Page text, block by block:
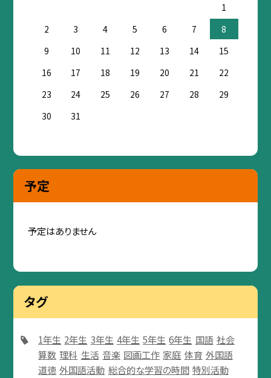
1
2
3 4 5 6 7
8
9
10 11 12 13 14
15
16
17 18 19 20 21
22
23
24 25 26 27 28
29
30
31
予定
予定はありません
タグ
1年生 2年生 3年生 4年生 5年生 6年生 国語 社会
算数 理科 生活 音楽 図画工作 家庭 体育 外国語
道徳 外国語活動 総合的な学習の時間 特別活動